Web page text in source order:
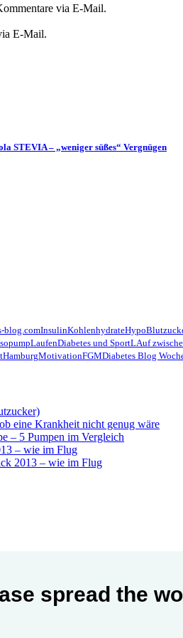
via E-Mail.
E-Mail.
STEVIA – „weniger süßes“ Vergnügen
blog.comInsulinKohlenhydrateHypo
LaufenDiabetes und SportLAuf
HamburgMotivationFGMDiabetes Blog
eine Krankheit nicht genug wäre
– 5 Pumpen im Vergleich
– wie im Flug
2013 – wie im Flug
spread the